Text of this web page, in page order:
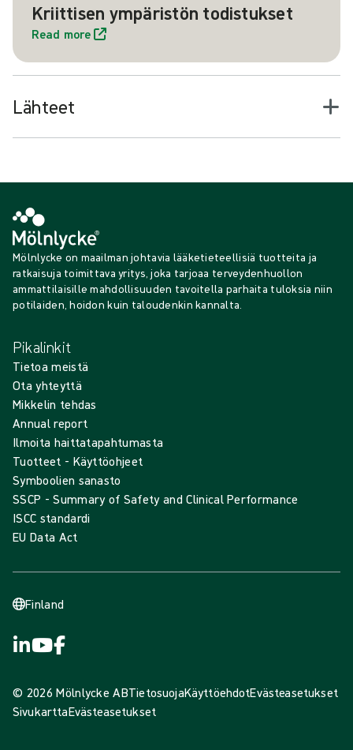
Kriittisen ympäristön todistukset
Read more
Lähteet
Mölnlycke on maailman johtavia lääketieteellisiä tuotteita ja
ratkaisuja toimittava yritys, joka tarjoaa terveydenhuollon
ammattilaisille mahdollisuuden tavoitella parhaita tuloksia niin
potilaiden, hoidon kuin taloudenkin kannalta.
Pikalinkit
Tietoa meistä
Ota yhteyttä
Mikkelin tehdas
Annual report
Ilmoita haittatapahtumasta
Tuotteet - Käyttöohjeet
Symboolien sanasto
SSCP - Summary of Safety and Clinical Performance
ISCC standardi
EU Data Act
Finland
© 2026 Mölnlycke ABTietosuojaKäyttöehdotEvästeasetukset
SivukarttaEvästeasetukset